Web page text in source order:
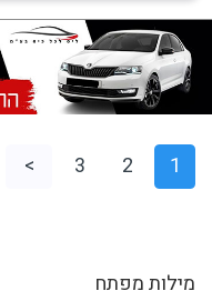
מילות מפתח
1
2
3
>